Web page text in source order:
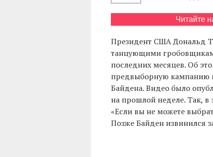
Читайте
Президент США Дональд
танцующими
последних месяцев. Об
предвыборную кампанию
Байдена. Видео было
на прошлой неделе. Так,
«Если вы не можете
Позже Байден извинился